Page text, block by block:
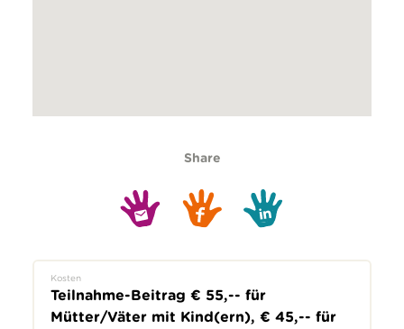
Share
Kosten
Teilnahme-Beitrag € 55,-- für
Mütter/Väter mit Kind(ern), € 45,-- für